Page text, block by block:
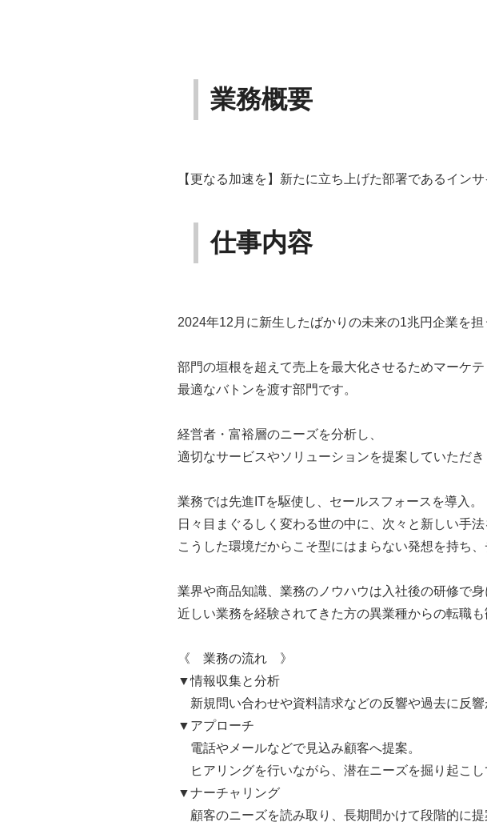
業務概要
【更なる加速を】新たに立ち上げた部署であるイン
仕事内容
2024年12月に新生したばかりの未来の1兆円企業を担
部門の垣根を超えて売上を最大化させるためマーケテ
最適なバトンを渡す部門です。
経営者・富裕層のニーズを分析し、
適切なサービスやソリューションを提案していただき
業務では先進ITを駆使し、セールスフォースを導入。
日々目まぐるしく変わる世の中に、次々と新しい手法
こうした環境だからこそ型にはまらない発想を持ち
業界や商品知識、業務のノウハウは入社後の研修で
近しい業務を経験されてきた方の異業種からの転職も
《 業務の流れ 》
▼情報収集と分析
新規問い合わせや資料請求などの反響や過去に反
▼アプローチ
電話やメールなどで見込み顧客へ提案。
ヒアリングを行いながら、潜在ニーズを掘り起こし
▼ナーチャリング
顧客のニーズを読み取り、長期間かけて段階的に提